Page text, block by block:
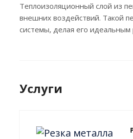
Теплоизоляционный слой из
внешних воздействий. Такой
системы, делая его
Услуги